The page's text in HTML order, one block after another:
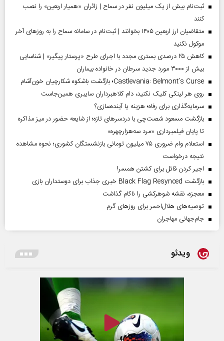
ثبت‌نام بیش از یک میلیون نفر در سماح | زائران «همیار اربعین» را نصب
کنند
متقاضیان ارز اربعین ۱۴۰۵ بخوانند | ثبت‌نام در سامانه سماح را به روز‌های آخر
موکول نکنید
کاهش ۲۵ درصدی بستری مجدد با اجرای طرح «پرستار پیگیر» | شناسایی
بیش از ۳۰۰۰ مورد جدید سرطان در خانواده بیماران
Castlevania: Belmont’s Curse؛ بازگشت باشکوه شکارچیان خون‌آشام
روی هر لینکی کلیک نکنید، دام کلاهبرداران سایبری همین‌جاست
سرمایه‌گذاری برای رفاه؛ هزینه یا آینده‌سازی؟
بازگشت مسعود شصت‌چی با دردسر‌های تازه؛ از شایعه حضور در میز مذاکره
تا پایان فیلمبرداری «مرد سه‌هزارچهره»
استعلام وام ضروری ۷۵ میلیون تومانی بازنشستگان کشوری؛ نحوه مشاهده
نتیجه درخواست
اجیر کردن قاتل برای کشتن همسر!
بازگشت Black Flag Resynced خبری جذاب برای دوستداران بازی
معجزه، نقشه شوهرکشی را ناکام گذاشت
توصیه‌های هلال‌احمر برای روز‌های گرم
جام‌جهانی مهاجران
ویدئو